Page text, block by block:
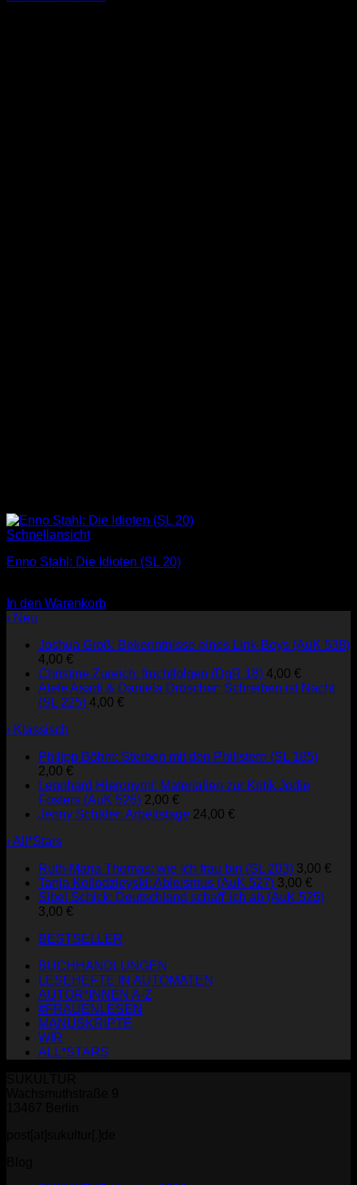
Schnellansicht
Enno Stahl: Die Idioten (SL 20)
In den Warenkorb
› Neu
Joshua Groß: Bekenntnisse eines Link-Boys (AuK 538)
4,00 €
Christine Zureich: fruchtfolgen (DgR 18) 4,00 €
Atefe Asadi & Daniela Dröscher: Schreiben ist Nacht
(SL 225) 4,00 €
› Klassisch
Philipp Böhm: Sterben mit den Philistern (SL 185)
2,00 €
Leonhard Hieronymi: Materialien zur Kritik Jodie
Fosters (AuK 526) 2,00 €
Jenny Schäfer: Arbeitstage 24,00 €
› All*Stars
Ruth-Maria Thomas: wie ich frau bin (SL 203) 3,00 €
Tanja Kollodzieyski: Ableismus (AuK 527) 3,00 €
Sibel Schick: Deutschland schaff' ich ab (AuK 525)
3,00 €
BESTSELLER
BUCHHANDLUNGEN
LESEHEFTE IN AUTOMATEN
AUTOR*INNEN A-Z
#FRAUENLESEN
MANUSKRIPTE
WIR
ALL*STARS